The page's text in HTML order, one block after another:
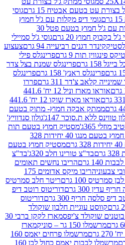
אבטיח 15 גרם
גוסי
דיפ מקלות עם ג'ל חמוץ
גומי דיפ מקלות עם ג'ל חמוץ בטעם פטל 30
גרם
גוסי ג'ל סמיילי
רביעייה 94 גרם
צעצוע
9 גרם
פרינגלס פילי
פרינגלס שמנת בצל צדר
158 גרם
פרינגלס
311 גרם
פררו
אוראו מארז וניל 12 יח' 441.6
אוראו מארז שוקו 12 יח' 441.6
אבקה חמוץ- מתוק בטעם
147ג'
גולון סנדוויץ'
מסטיק חמוץ בטעם תות
מסטיק חמוץ בטעם מנגו 40 יחידות 328
מסטיק חמוץ בטעם
טורינו חלב 320ג'
בד"צ
הריבו נחשים תאומים
הריבו מיקס אדומים 175
ריטר חלב סמרטיס
דוריטוס רוטב דיפ
גרם
דוריטוס
חלבון שוקולד
צ'יפס
מארז לקקן ברבי 30
סוניק
מארז
מרשמלו פרחים יאמס 160
מרשמלו לבבות יאמס כחול לבן 160